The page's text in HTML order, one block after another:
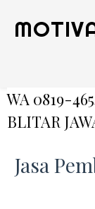
WA 0819-
BLITAR
Jasa